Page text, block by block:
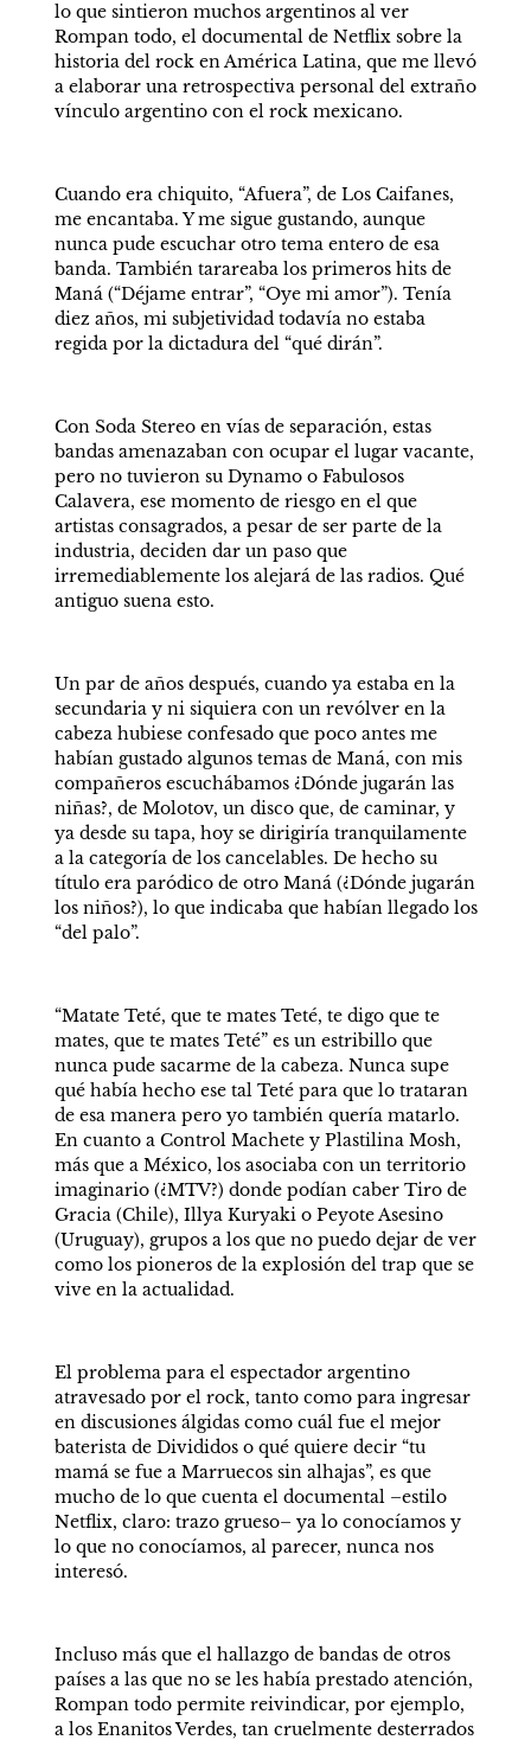
lo que sintieron muchos argentinos al ver
Rompan todo, el documental de Netflix sobre la
historia del rock en América Latina, que me llevó
a elaborar una retrospectiva personal del extraño
vínculo argentino con el rock mexicano.
Cuando era chiquito, “Afuera”, de Los Caifanes,
me encantaba. Y me sigue gustando, aunque
nunca pude escuchar otro tema entero de esa
banda. También tarareaba los primeros hits de
Maná (“Déjame entrar”, “Oye mi amor”). Tenía
diez años, mi subjetividad todavía no estaba
regida por la dictadura del “qué dirán”.
Con Soda Stereo en vías de separación, estas
bandas amenazaban con ocupar el lugar vacante,
pero no tuvieron su Dynamo o Fabulosos
Calavera, ese momento de riesgo en el que
artistas consagrados, a pesar de ser parte de la
industria, deciden dar un paso que
irremediablemente los alejará de las radios. Qué
antiguo suena esto.
Un par de años después, cuando ya estaba en la
secundaria y ni siquiera con un revólver en la
cabeza hubiese confesado que poco antes me
habían gustado algunos temas de Maná, con mis
compañeros escuchábamos ¿Dónde jugarán las
niñas?, de Molotov, un disco que, de caminar, y
ya desde su tapa, hoy se dirigiría tranquilamente
a la categoría de los cancelables. De hecho su
título era paródico de otro Maná (¿Dónde jugarán
los niños?), lo que indicaba que habían llegado los
“del palo”.
“Matate Teté, que te mates Teté, te digo que te
mates, que te mates Teté” es un estribillo que
nunca pude sacarme de la cabeza. Nunca supe
qué había hecho ese tal Teté para que lo trataran
de esa manera pero yo también quería matarlo.
En cuanto a Control Machete y Plastilina Mosh,
más que a México, los asociaba con un territorio
imaginario (¿MTV?) donde podían caber Tiro de
Gracia (Chile), Illya Kuryaki o Peyote Asesino
(Uruguay), grupos a los que no puedo dejar de ver
como los pioneros de la explosión del trap que se
vive en la actualidad.
El problema para el espectador argentino
atravesado por el rock, tanto como para ingresar
en discusiones álgidas como cuál fue el mejor
baterista de Divididos o qué quiere decir “tu
mamá se fue a Marruecos sin alhajas”, es que
mucho de lo que cuenta el documental –estilo
Netflix, claro: trazo grueso– ya lo conocíamos y
lo que no conocíamos, al parecer, nunca nos
interesó.
Incluso más que el hallazgo de bandas de otros
países a las que no se les había prestado atención,
Rompan todo permite reivindicar, por ejemplo,
a los Enanitos Verdes, tan cruelmente desterrados